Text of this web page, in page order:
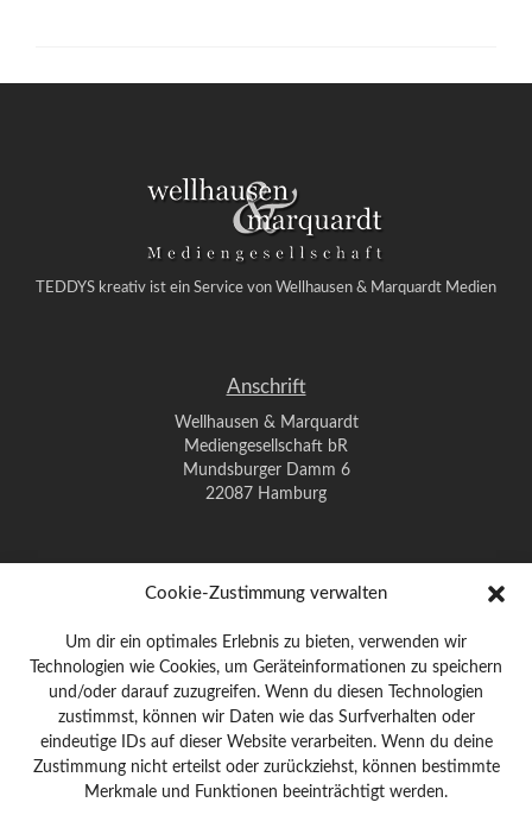
Cookie-Zustimmung verwalten
Um dir ein optimales Erlebnis zu bieten, verwenden wir
Technologien wie Cookies, um Geräteinformationen zu speichern
und/oder darauf zuzugreifen. Wenn du diesen Technologien
zustimmst, können wir Daten wie das Surfverhalten oder
eindeutige IDs auf dieser Website verarbeiten. Wenn du deine
Zustimmung nicht erteilst oder zurückziehst, können bestimmte
Merkmale und Funktionen beeinträchtigt werden.
TEDDYS kreativ ist ein Service von Wellhausen & Marquardt Medien
Anschrift
Wellhausen & Marquardt
Mediengesellschaft bR
Mundsburger Damm 6
22087 Hamburg
Kontakt
E-Mail:post@wm-medien.de
Web:www.wm-medien.de
Impressum|Datenschutz